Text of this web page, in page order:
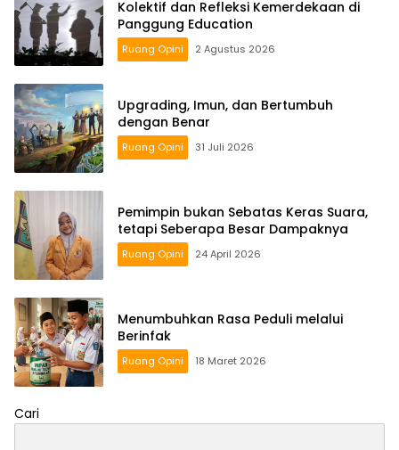
Kolektif dan Refleksi Kemerdekaan di
Panggung Education
Ruang Opini 2 Agustus 2026
Upgrading, Imun, dan Bertumbuh
dengan Benar
Ruang Opini 31 Juli 2026
Pemimpin bukan Sebatas Keras Suara,
tetapi Seberapa Besar Dampaknya
Ruang Opini 24 April 2026
Menumbuhkan Rasa Peduli melalui
Berinfak
Ruang Opini 18 Maret 2026
Cari